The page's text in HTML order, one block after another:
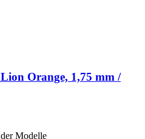
Orange, 1,75 mm /
Modelle